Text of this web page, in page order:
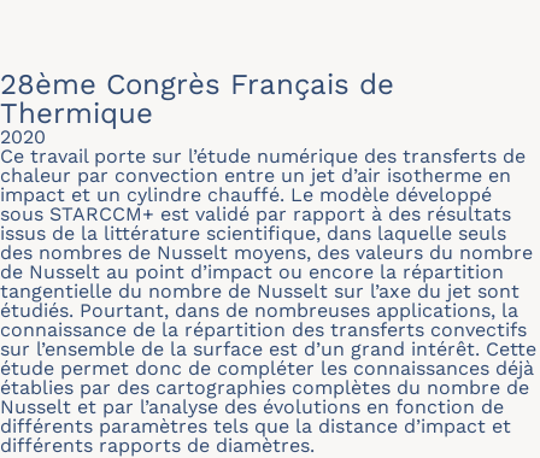
28ème Congrès Français de
Thermique
2020
Ce travail porte sur l’étude numérique des transferts de
chaleur par convection entre un jet d’air isotherme en
impact et un cylindre chauffé. Le modèle développé
sous STARCCM+ est validé par rapport à des résultats
issus de la littérature scientifique, dans laquelle seuls
des nombres de Nusselt moyens, des valeurs du nombre
de Nusselt au point d’impact ou encore la répartition
tangentielle du nombre de Nusselt sur l’axe du jet sont
étudiés. Pourtant, dans de nombreuses applications, la
connaissance de la répartition des transferts convectifs
sur l’ensemble de la surface est d’un grand intérêt. Cette
étude permet donc de compléter les connaissances déjà
établies par des cartographies complètes du nombre de
Nusselt et par l’analyse des évolutions en fonction de
différents paramètres tels que la distance d’impact et
différents rapports de diamètres.